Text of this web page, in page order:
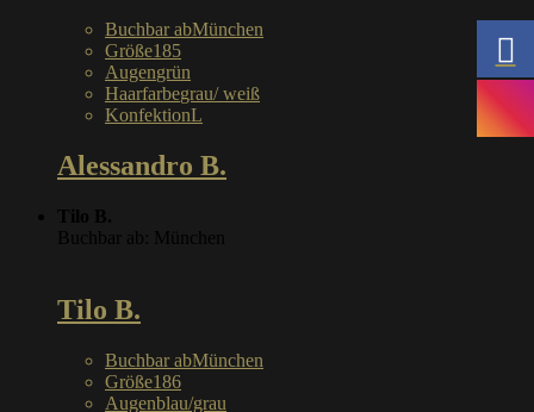
Buchbar abMünchen
Größe185
Augengrün
Haarfarbegrau/ weiß
KonfektionL
Alessandro B.
Tilo B.
Buchbar ab: München
Tilo B.
Buchbar abMünchen
Größe186
Augenblau/grau